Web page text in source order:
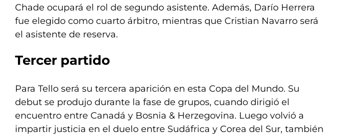
Chade ocupará el rol de segundo asistente. Además, Darío Herrera
fue elegido como cuarto árbitro, mientras que Cristian Navarro será
el asistente de reserva.
Tercer partido
Para Tello será su tercera aparición en esta Copa del Mundo. Su
debut se produjo durante la fase de grupos, cuando dirigió el
encuentro entre Canadá y Bosnia & Herzegovina. Luego volvió a
impartir justicia en el duelo entre Sudáfrica y Corea del Sur, también